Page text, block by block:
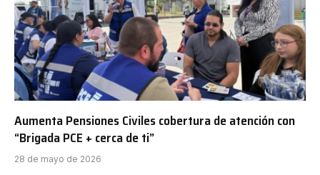
Aumenta Pensiones Civiles cobertura de atención con
“Brigada PCE + cerca de ti”
28 de mayo de 2026